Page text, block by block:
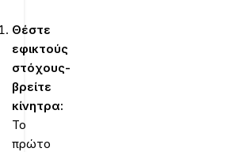
Θέστε
εφικτούς
στόχους-
βρείτε
κίνητρα:
Το
πρώτο